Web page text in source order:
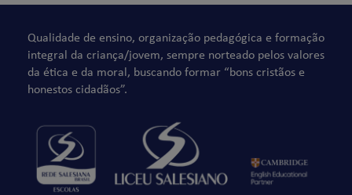
Qualidade de ensino, organização pedagógica e formação
integral da criança/jovem, sempre norteado pelos valores
da ética e da moral, buscando formar “bons cristãos e
honestos cidadãos”.